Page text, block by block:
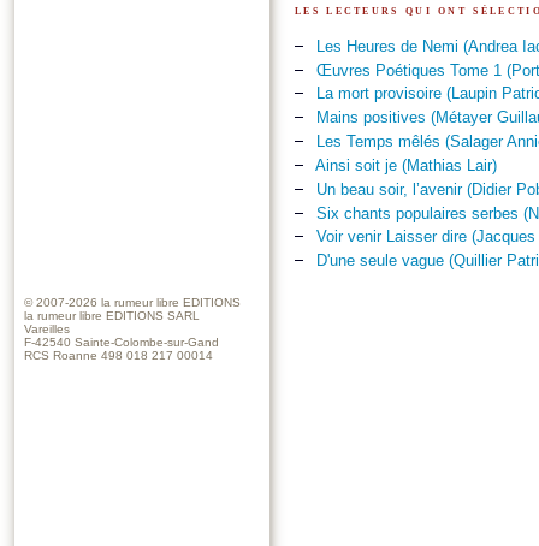
les lecteurs qui ont
Les Heures de Nemi (Andrea
Œuvres Poétiques Tome 1
La mort provisoire (Laupin
Mains positives (Métayer
Les Temps mêlés (Salager
Ainsi soit je (Mathias Lair)
Un beau soir, l’avenir (Didier
Six chants populaires serbes
Voir venir Laisser dire (Jacques
D'une seule vague (Quillier
© 2007-2026 la rumeur libre EDITIONS
la rumeur libre EDITIONS SARL
Vareilles
F-42540 Sainte-Colombe-sur-Gand
RCS Roanne 498 018 217 00014